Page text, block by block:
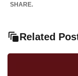
SHARE.
Related